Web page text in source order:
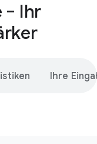
‒ Ihr
Ihre